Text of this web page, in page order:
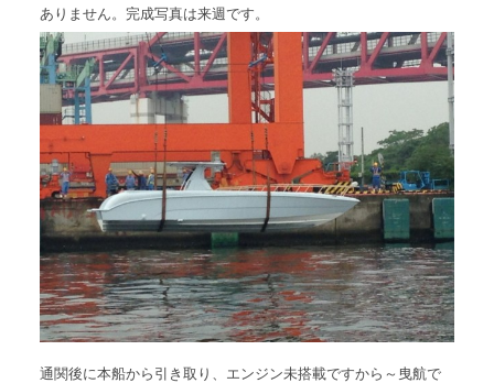
ありません。完成写真は来週です。
通関後に本船から引き取り、エンジン未搭載ですから～曳航で